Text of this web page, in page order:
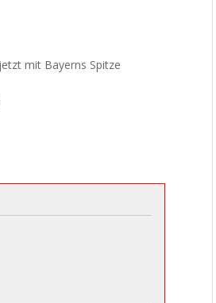
mit Bayerns Spitze